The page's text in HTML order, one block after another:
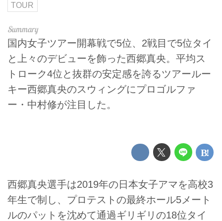
TOUR
国内女子ツアー開幕戦で5位、2戦目で5位タイ
と上々のデビューを飾った西郷真央。平均ス
トローク4位と抜群の安定感を誇るツアールー
キー西郷真央のスウィングにプロゴルファ
ー・中村修が注目した。
西郷真央選手は2019年の日本女子アマを高校3
年生で制し、プロテストの最終ホール5メート
ルのパットを沈めて通過ギリギリの18位タイ